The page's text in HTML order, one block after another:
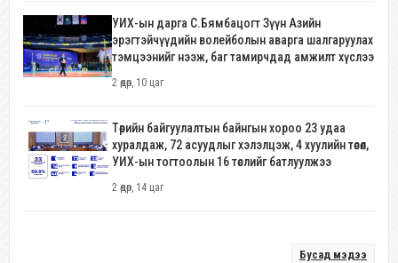
УИХ-ын дарга С.Бямбацогт Зүүн Азийн
эрэгтэйчүүдийн волейболын аварга шалгаруулах
тэмцээнийг нээж, баг тамирчдад амжилт хүслээ
2 өдөр, 10 цаг
Төрийн байгуулалтын байнгын хороо 23 удаа
хуралдаж, 72 асуудлыг хэлэлцэж, 4 хуулийн төсөл,
УИХ-ын тогтоолын 16 төслийг батлуулжээ
2 өдөр, 14 цаг
Бусад мэдээ